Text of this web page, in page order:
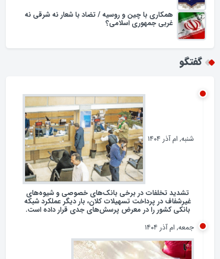
اسراف در مصرف سوخت در ایران؛ لزوم بازنگری در
تشدید تخلفات در برخی بانک‌های خصوصی و شیوه‌های
غیرشفاف در پرداخت تسهیلات کلان، بار دیگر عملکرد شبکه
بانکی کشور را در معرض پرسش‌های جدی قرار داده است.